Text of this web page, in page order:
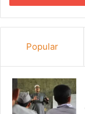
Popular